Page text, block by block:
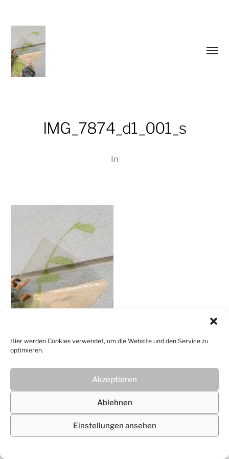
Hier werden Cookies verwendet, um die Website und den Service zu
optimieren.
Akzeptieren
Ablehnen
Einstellungen ansehen
Christiane
Lüdtke
Menü
IMG_7874_d1_001_s
In
© 2026Christiane Lüdtke